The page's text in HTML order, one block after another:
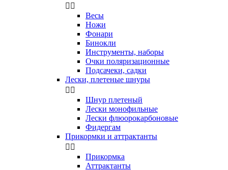
 
Весы
Ножи
Фонари
Бинокли
Инструменты, наборы
Очки поляризационные
Подсачеки, садки
Лески, плетеные шнуры
 
Шнур плетеный
Лески монофильные
Лески флюорокарбоновые
Фидергам
Прикормки и аттрактанты
 
Прикормка
Аттрактанты